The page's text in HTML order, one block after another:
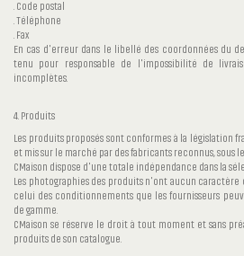
. Code postal
. Téléphone
. Fax
En cas d'erreur dans le libellé des coordonnées du
tenu pour responsable de l'impossibilité de
incomplètes.
4. Produits
Les produits proposés sont conformes à la législation
et mis sur le marché par des fabricants reconnus, sous
CMaison dispose d'une totale indépendance dans la
Les photographies des produits n'ont aucun
celui des conditionnements que les fournisseurs
de gamme.
CMaison se réserve le droit à tout moment et sans
produits de son catalogue.